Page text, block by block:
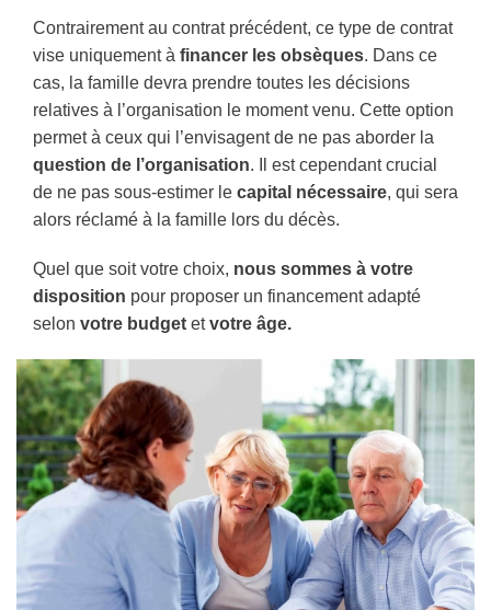
Contrairement au contrat précédent, ce type de contrat
vise uniquement à financer les obsèques. Dans ce
cas, la famille devra prendre toutes les décisions
relatives à l’organisation le moment venu. Cette option
permet à ceux qui l’envisagent de ne pas aborder la
question de l’organisation. Il est cependant crucial
de ne pas sous-estimer le capital nécessaire, qui sera
alors réclamé à la famille lors du décès.
Quel que soit votre choix, nous sommes à votre
disposition pour proposer un financement adapté
selon votre budget etvotre âge.